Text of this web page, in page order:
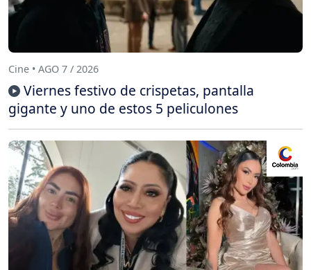
Cine • AGO 7 / 2026
Viernes festivo de crispetas, pantalla
gigante y uno de estos 5 peliculones